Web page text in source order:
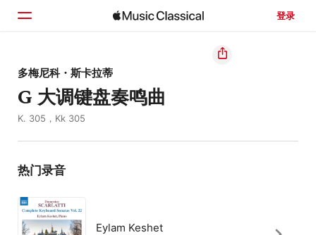
登录
主页
浏览
多梅尼科・斯卡拉蒂
G 大调键盘奏鸣曲
K. 305，Kk 305
热门录音
Eylam Keshet